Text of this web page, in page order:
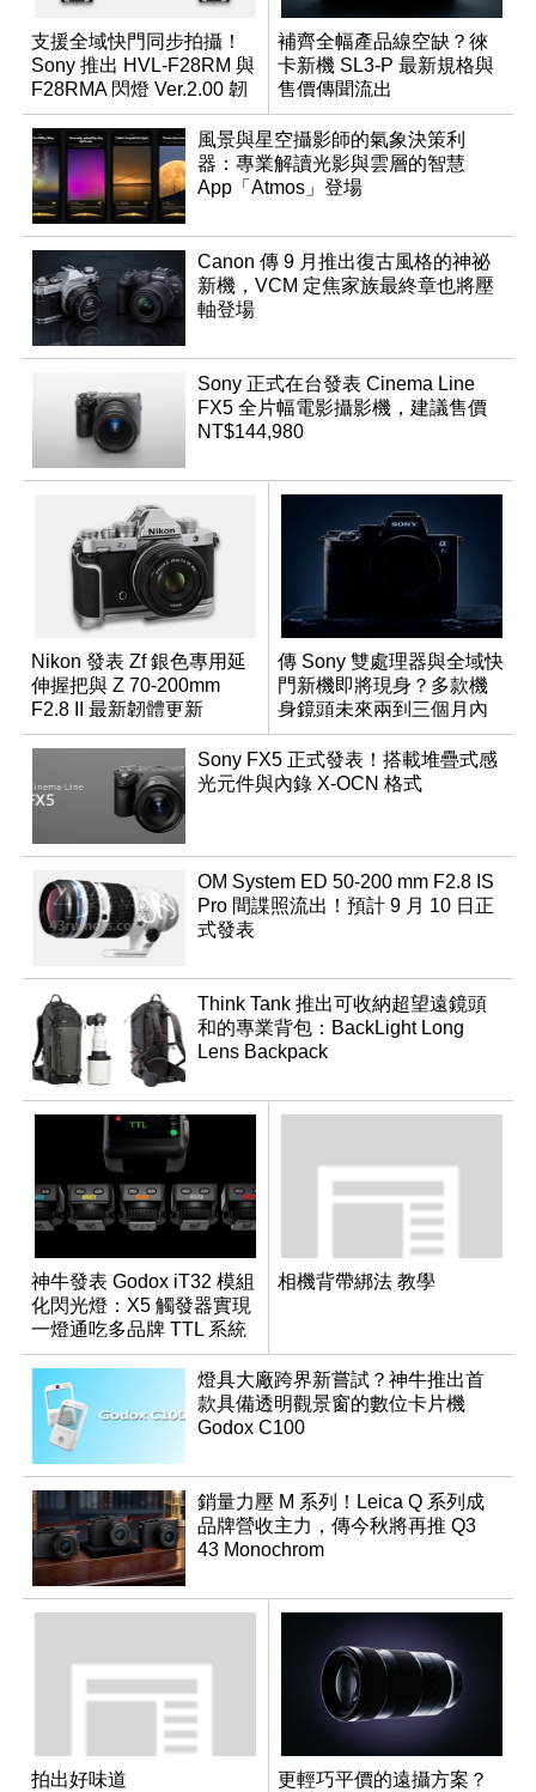
支援全域快門同步拍攝！
Sony 推出 HVL-F28RM 與
F28RMA 閃燈 Ver.2.00 韌
體
補齊全幅產品線空缺？徠
卡新機 SL3-P 最新規格與
售價傳聞流出
風景與星空攝影師的氣象決策利
器：專業解讀光影與雲層的智慧
App「Atmos」登場
Canon 傳 9 月推出復古風格的神祕
新機，VCM 定焦家族最終章也將壓
軸登場
Sony 正式在台發表 Cinema Line
FX5 全片幅電影攝影機，建議售價
NT$144,980
Nikon 發表 Zf 銀色專用延
伸握把與 Z 70-200mm
F2.8 II 最新韌體更新
傳 Sony 雙處理器與全域快
門新機即將現身？多款機
身鏡頭未來兩到三個月內
有望登場
Sony FX5 正式發表！搭載堆疊式感
光元件與內錄 X-OCN 格式
OM System ED 50-200 mm F2.8 IS
Pro 間諜照流出！預計 9 月 10 日正
式發表
Think Tank 推出可收納超望遠鏡頭
和的專業背包：BackLight Long
Lens Backpack
神牛發表 Godox iT32 模組
化閃光燈：X5 觸發器實現
一燈通吃多品牌 TTL 系統
相機背帶綁法 教學
燈具大廠跨界新嘗試？神牛推出首
款具備透明觀景窗的數位卡片機
Godox C100
銷量力壓 M 系列！Leica Q 系列成
品牌營收主力，傳今秋將再推 Q3
43 Monochrom
拍出好味道
更輕巧平價的遠攝方案？